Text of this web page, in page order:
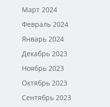
Март 2024
Февраль 2024
Январь 2024
Декабрь 2023
Ноябрь 2023
Октябрь 2023
Сентябрь 2023